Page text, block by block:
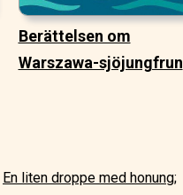
Berättelsen om
Warszawa-sjöjungfrun
En liten droppe med honung;